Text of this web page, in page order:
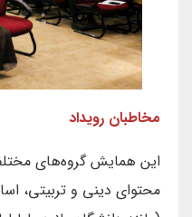
مخاطبان رویداد
این همایش گروه‌های
محتوای دینی و تربیتی،